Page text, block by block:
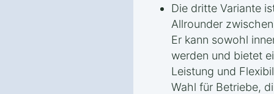
Die dritte Variante
Allrounder
Er kann sowohl
werden und bietet
Leistung und
Wahl für Betriebe,